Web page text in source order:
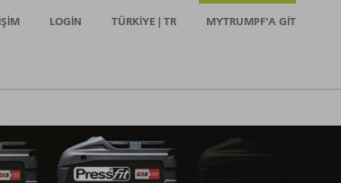
LOGIN TÜRKIYE | TR MYTRUMPF'A GIT